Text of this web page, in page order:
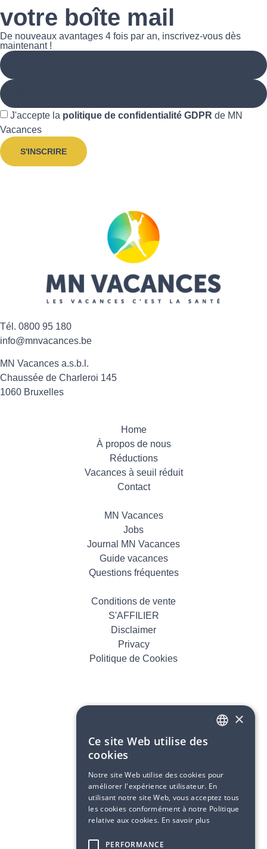
votre boîte mail
De nouveaux avantages 4 fois par an, inscrivez-vous dès
maintenant !
J'accepte la politique de confidentialité GDPR de MN
Vacances
S'INSCRIRE
Tél. 0800 95 180
info@mnvacances.be
MN Vacances a.s.b.l.
Chaussée de Charleroi 145
1060 Bruxelles
Home
À propos de nous
Réductions
Vacances à seuil réduit
Contact
MN Vacances
Jobs
Journal MN Vacances
Guide vacances
Questions fréquentes
Conditions de vente
S'AFFILIER
Disclaimer
Privacy
Politique de Cookies
×
Ce site Web utilise des
cookies
Notre site Web utilise des cookies pour
améliorer l'expérience utilisateur. En
utilisant notre site Web, vous acceptez tous
les cookies conformément à notre Politique
relative aux cookies. En savoir plus
PERFORMANCE